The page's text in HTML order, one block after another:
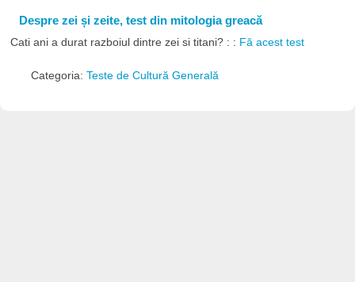
Despre zei și zeite, test din mitologia greacă
Cati ani a durat razboiul dintre zei si titani? : : Fă acest test
Categoria: Teste de Cultură Generală